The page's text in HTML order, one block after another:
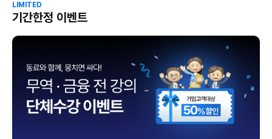
LIMITED
기간한정 이벤트